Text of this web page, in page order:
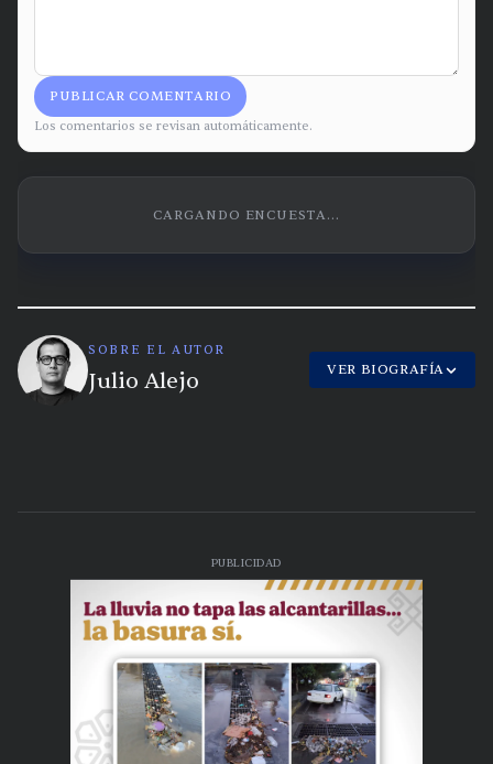
PUBLICAR COMENTARIO
Los comentarios se revisan automáticamente.
CARGANDO ENCUESTA...
SOBRE EL AUTOR
Julio Alejo VER BIOGRAFÍA
PUBLICIDAD